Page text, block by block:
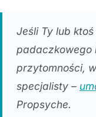
Jeśli Ty lub
padaczkowego
przytomności,
specjalisty –
Propsyche.